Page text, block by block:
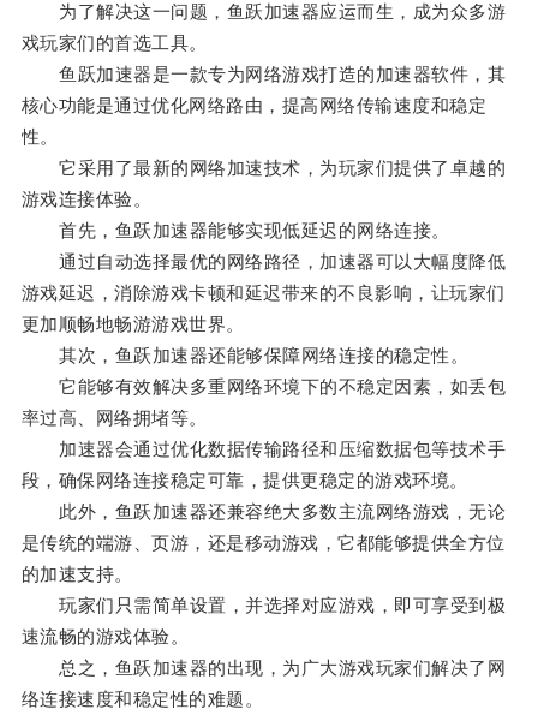
为了解决这一问题，鱼跃加速器应运而生，成为众多游
戏玩家们的首选工具。
鱼跃加速器是一款专为网络游戏打造的加速器软件，其
核心功能是通过优化网络路由，提高网络传输速度和稳定
性。
它采用了最新的网络加速技术，为玩家们提供了卓越的
游戏连接体验。
首先，鱼跃加速器能够实现低延迟的网络连接。
通过自动选择最优的网络路径，加速器可以大幅度降低
游戏延迟，消除游戏卡顿和延迟带来的不良影响，让玩家们
更加顺畅地畅游游戏世界。
其次，鱼跃加速器还能够保障网络连接的稳定性。
它能够有效解决多重网络环境下的不稳定因素，如丢包
率过高、网络拥堵等。
加速器会通过优化数据传输路径和压缩数据包等技术手
段，确保网络连接稳定可靠，提供更稳定的游戏环境。
此外，鱼跃加速器还兼容绝大多数主流网络游戏，无论
是传统的端游、页游，还是移动游戏，它都能够提供全方位
的加速支持。
玩家们只需简单设置，并选择对应游戏，即可享受到极
速流畅的游戏体验。
总之，鱼跃加速器的出现，为广大游戏玩家们解决了网
络连接速度和稳定性的难题。